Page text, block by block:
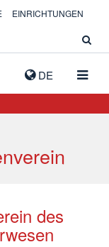
DE
EINRICHTUNGEN
des